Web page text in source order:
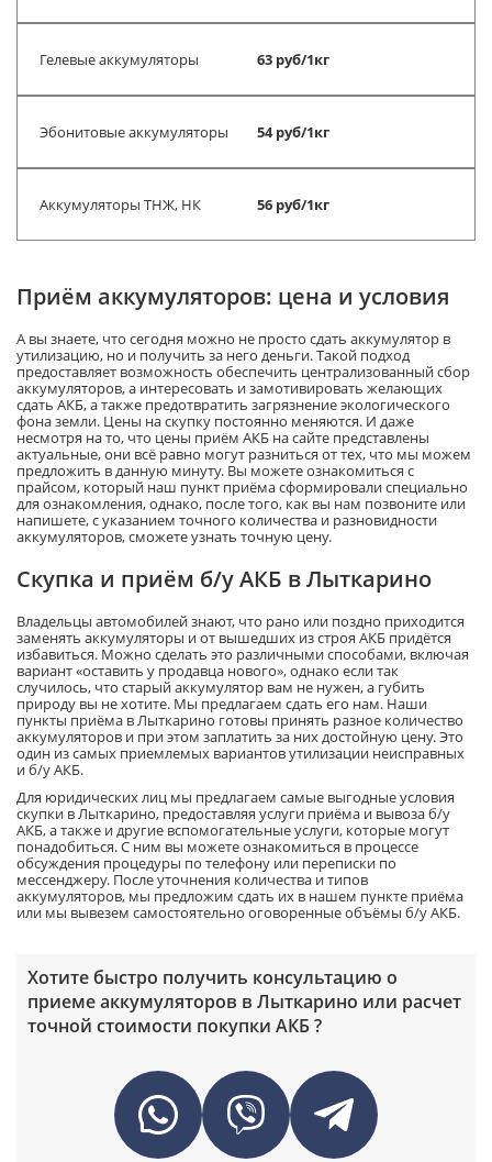
Гелевые аккумуляторы 63 руб/1кг
Эбонитовые аккумуляторы 54 руб/1кг
Аккумуляторы ТНЖ, НК 56 руб/1кг
Приём аккумуляторов: цена и условия
А вы знаете, что сегодня можно не просто сдать аккумулятор в
утилизацию, но и получить за него деньги. Такой подход
предоставляет возможность обеспечить централизованный сбор
аккумуляторов, а интересовать и замотивировать желающих
сдать АКБ, а также предотвратить загрязнение экологического
фона земли. Цены на скупку постоянно меняются. И даже
несмотря на то, что цены приём АКБ на сайте представлены
актуальные, они всё равно могут разниться от тех, что мы можем
предложить в данную минуту. Вы можете ознакомиться с
прайсом, который наш пункт приёма сформировали специально
для ознакомления, однако, после того, как вы нам позвоните или
напишете, с указанием точного количества и разновидности
аккумуляторов, сможете узнать точную цену.
Скупка и приём б/у АКБ в Лыткарино
Владельцы автомобилей знают, что рано или поздно приходится
заменять аккумуляторы и от вышедших из строя АКБ придётся
избавиться. Можно сделать это различными способами, включая
вариант «оставить у продавца нового», однако если так
случилось, что старый аккумулятор вам не нужен, а губить
природу вы не хотите. Мы предлагаем сдать его нам. Наши
пункты приёма в Лыткарино готовы принять разное количество
аккумуляторов и при этом заплатить за них достойную цену. Это
один из самых приемлемых вариантов утилизации неисправных
и б/у АКБ.
Для юридических лиц мы предлагаем самые выгодные условия
скупки в Лыткарино, предоставляя услуги приёма и вывоза б/у
АКБ, а также и другие вспомогательные услуги, которые могут
понадобиться. С ним вы можете ознакомиться в процессе
обсуждения процедуры по телефону или переписки по
мессенджеру. После уточнения количества и типов
аккумуляторов, мы предложим сдать их в нашем пункте приёма
или мы вывезем самостоятельно оговоренные объёмы б/у АКБ.
Хотите быстро получить консультацию о
приеме аккумуляторов в Лыткарино или расчет
точной стоимости покупки АКБ ?